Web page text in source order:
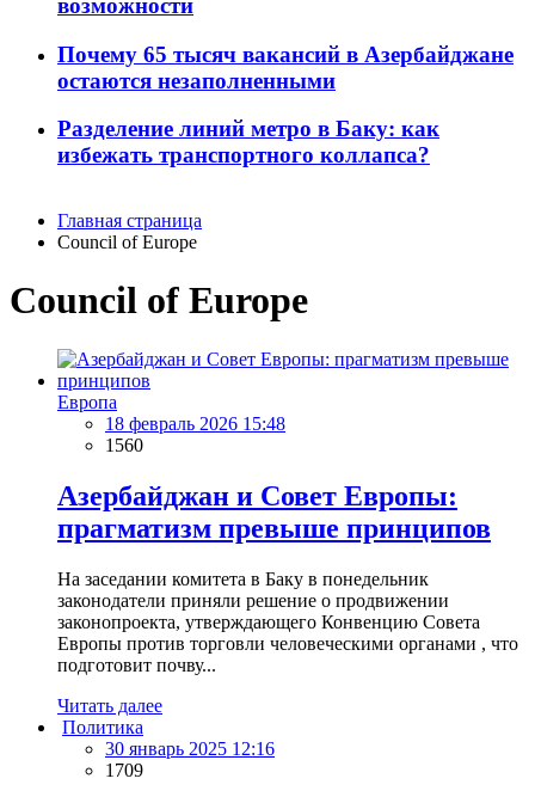
возможности
Почему 65 тысяч вакансий в Азербайджане
остаются незаполненными
Разделение линий метро в Баку: как
избежать транспортного коллапса?
Главная страница
Council of Europe
Council of Europe
Европа
18 февраль 2026 15:48
1560
Азербайджан и Совет Европы:
прагматизм превыше принципов
На заседании комитета в Баку в понедельник
законодатели приняли решение о продвижении
законопроекта, утверждающего Конвенцию Совета
Европы против торговли человеческими органами , что
подготовит почву...
Читать далее
Политика
30 январь 2025 12:16
1709